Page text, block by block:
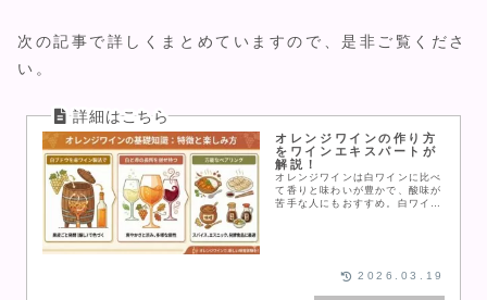
次の記事で詳しくまとめていますので、是非ご覧くださ
い。
オレンジワインの作り方
をワインエキスパートが
解説！
オレンジワインは白ワインに比べ
て香りと味わいが豊かで、酸味が
苦手な人にもおすすめ。白ワイン
2026.03.19